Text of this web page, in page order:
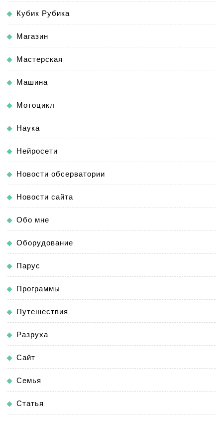
Кубик Рубика
Магазин
Мастерская
Машина
Мотоцикл
Наука
Нейросети
Новости обсерватории
Новости сайта
Обо мне
Оборудование
Парус
Программы
Путешествия
Разруха
Сайт
Семья
Статья